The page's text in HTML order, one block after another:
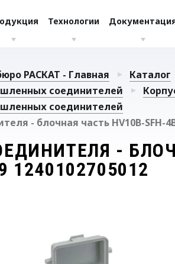
Технологии
РАСКАТ - Главная Каталог
соединителей
соединителей
- блочная часть HV10B-SFH-
-
1240102705012